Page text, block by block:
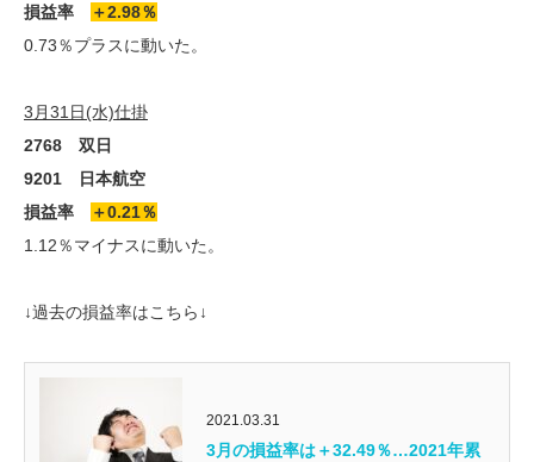
損益率
＋2.98％
0.73％プラスに動いた。
3月31日(水)仕掛
2768 双日
9201 日本航空
損益率
＋0.21％
1.12％マイナスに動いた。
↓過去の損益率はこちら↓
2021.03.31
3月の損益率は＋32.49％…2021年累